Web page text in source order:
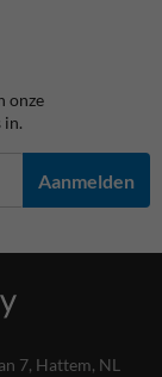
onze
in.
Aanmelden
7, Hattem, NL